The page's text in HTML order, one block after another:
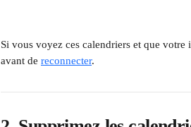
Si vous voyez ces calendriers et que
avant de reconnecter.